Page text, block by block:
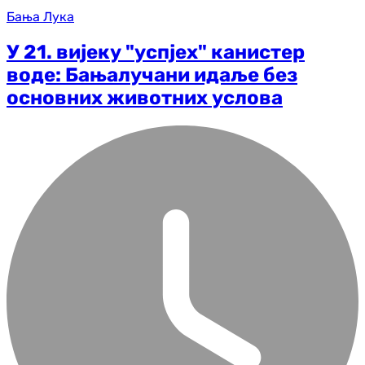
Бања Лука
У 21. вијеку "успјех" канистер
воде: Бањалучани идаље без
основних животних услова